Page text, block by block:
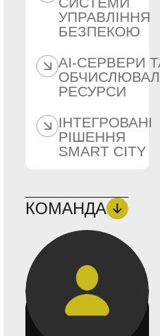
УПРАВЛІННЯ
БЕЗПЕКОЮ
AI-СЕРВЕРИ
РЕСУРСИ
ІНТЕГРОВАНІ
РІШЕННЯ
SMART CITY
КОМАНДА